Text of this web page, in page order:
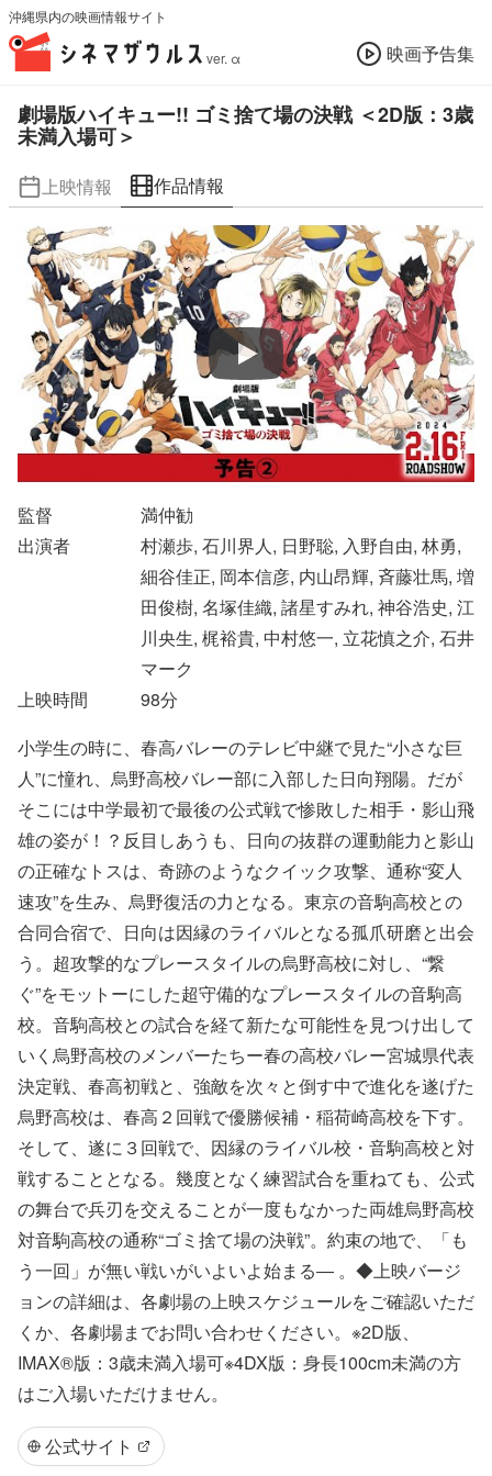
沖縄県内の映画情報サイト
ver. α 映画予告集
劇場版ハイキュー!! ゴミ捨て場の決戦 ＜2D版：3歳
未満入場可＞
上映情報 作品情報
監督
満仲勧
出演者
村瀬歩, 石川界人, 日野聡, 入野自由, 林勇,
細谷佳正, 岡本信彦, 内山昂輝, 斉藤壮馬, 増
田俊樹, 名塚佳織, 諸星すみれ, 神谷浩史, 江
川央生, 梶裕貴, 中村悠一, 立花慎之介, 石井
マーク
上映時間
98分
小学生の時に、春高バレーのテレビ中継で見た“小さな巨
人”に憧れ、烏野高校バレー部に入部した日向翔陽。だが
そこには中学最初で最後の公式戦で惨敗した相手・影山飛
雄の姿が！？反目しあうも、日向の抜群の運動能力と影山
の正確なトスは、奇跡のようなクイック攻撃、通称“変人
速攻”を生み、烏野復活の力となる。東京の音駒高校との
合同合宿で、日向は因縁のライバルとなる孤爪研磨と出会
う。超攻撃的なプレースタイルの烏野高校に対し、“繋
ぐ”をモットーにした超守備的なプレースタイルの音駒高
校。音駒高校との試合を経て新たな可能性を見つけ出して
いく烏野高校のメンバーたちー春の高校バレー宮城県代表
決定戦、春高初戦と、強敵を次々と倒す中で進化を遂げた
烏野高校は、春高２回戦で優勝候補・稲荷崎高校を下す。
そして、遂に３回戦で、因縁のライバル校・音駒高校と対
戦することとなる。幾度となく練習試合を重ねても、公式
の舞台で兵刃を交えることが一度もなかった両雄烏野高校
対音駒高校の通称“ゴミ捨て場の決戦”。約束の地で、「も
う一回」が無い戦いがいよいよ始まる― 。◆上映バージ
ョンの詳細は、各劇場の上映スケジュールをご確認いただ
くか、各劇場までお問い合わせください。※2D版、
IMAX®版：3歳未満入場可※4DX版：身長100cm未満の方
はご入場いただけません。
公式サイト